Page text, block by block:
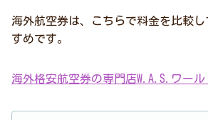
海外航空券は、こちらで料金を比較
すめです。
海外格安航空券の専門店W.A.S.ワー